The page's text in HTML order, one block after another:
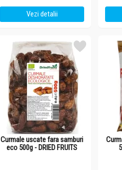
Vezi detalii
Curmale uscate fara samburi
eco 500g - DRIED FRUITS